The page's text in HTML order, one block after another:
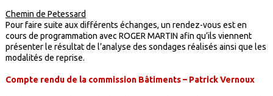
Chemin de Petessard
Pour faire suite aux différents échanges, un rendez-vous est en
cours de programmation avec ROGER MARTIN afin qu’ils viennent
présenter le résultat de l’analyse des sondages réalisés ainsi que les
modalités de reprise.
Compte rendu de la commission Bâtiments – Patrick Vernoux